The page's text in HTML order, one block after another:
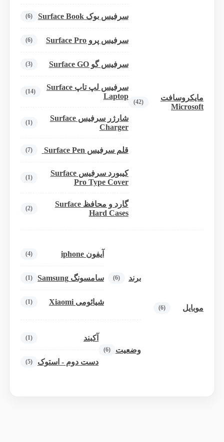
مایکروسافت
Microsoft
(42)
سرفیس بوک Surface Book (6)
سرفیس پرو Surface Pro (6)
سرفیس گو Surface GO (3)
سرفیس لپ تاپ Surface
Laptop
(14)
شارژر سرفیس Surface
Charger
(1)
قلم سرفیس Surface Pen (7)
کیبورد سرفیس Surface
Pro Type Cover
(1)
گارد و محافظ Surface
Hard Cases
(2)
موبایل (6)
برند (6)
آیفون iphone (4)
سامسونگ Samsung (1)
شیائومی Xiaomi (1)
وضعیت (6)
آکبند (1)
دست دوم - استوک (5)